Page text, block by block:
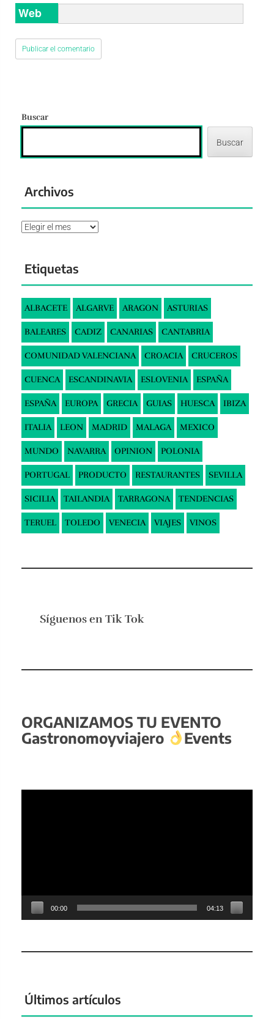
Web
Buscar
Buscar
Archivos
Archivos
Etiquetas
ALBACETE ALGARVE ARAGON ASTURIAS
BALEARES CADIZ CANARIAS CANTABRIA
COMUNIDAD VALENCIANA CROACIA CRUCEROS
CUENCA ESCANDINAVIA ESLOVENIA ESPAÑA
ESPAÑA EUROPA GRECIA GUIAS HUESCA IBIZA
ITALIA LEON MADRID MALAGA MEXICO
MUNDO NAVARRA OPINION POLONIA
PORTUGAL PRODUCTO RESTAURANTES SEVILLA
SICILIA TAILANDIA TARRAGONA TENDENCIAS
TERUEL TOLEDO VENECIA VIAJES VINOS
Síguenos en Tik Tok
ORGANIZAMOS TU EVENTO
Gastronomoyviajero
Events
00:00 04:13
Últimos artículos